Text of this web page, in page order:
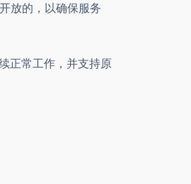
放的，以确保服务
正常工作，并支持原